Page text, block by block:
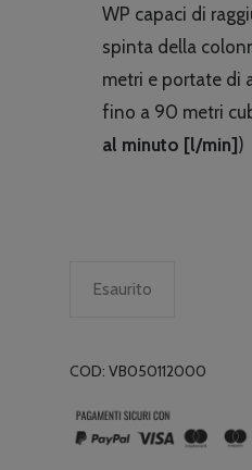
WP capaci di
spinta della
metri e portate di
fino a 90 metri
al minuto [l/min] )
Esaurito
COD: VB050112000